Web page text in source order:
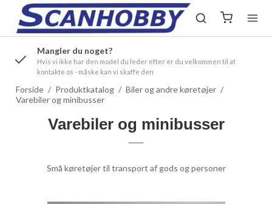
Mangler du noget?
Hvis vi ikke har den model du leder efter er du velkommen til at
kontakte os - måske kan vi skaffe den
Forside / Produktkatalog / Biler og andre køretøjer /
Varebiler og minibusser
Varebiler og minibusser
Små køretøjer til transport af gods og personer